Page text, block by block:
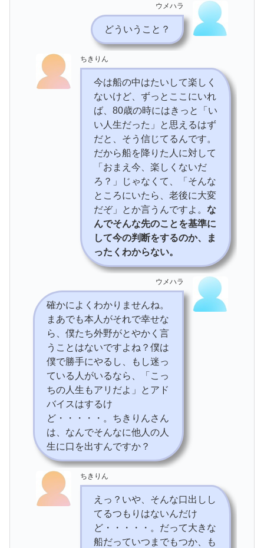
ウメハラ
どういうこと？
ちきりん
今は船の中はたいして楽しく
ないけど、ずっとここにいれ
ば、80歳の時にはきっと「い
い人生だった」と思えるはず
だと、そう信じてるんです。
だから船を降りた人に対して
「おまえ今、楽しくないだ
ろ？」じゃなくて、「そんな
ところにいたら、老後に大変
だぞ」とか言うんですよ。 な
んでそんな先のことを基準に
して今の判断をするのか、ま
ったくわからない。
ウメハラ
確かによくわかりませんね。
まあでも本人がそれで幸せな
ら、僕たち外野がとやかく言
うことはないですよね？僕は
僕で勝手にやるし、もし迷っ
ている人がいるなら、「こっ
ちの人生もアリだよ」とアド
バイスはするけ
ど・・・・・。ちきりんさん
は、なんでそんなに他人の人
生に口を出すんですか？
ちきりん
えっ？いや、そんな口出しし
てるつもりはないんだけ
ど・・・・・。だって大きな
船だっていつまでもつか、も